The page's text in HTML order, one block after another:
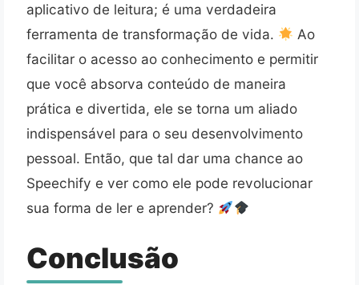
aplicativo de leitura; é uma verdadeira
ferramenta de transformação de vida.
Ao
facilitar o acesso ao conhecimento e permitir
que você absorva conteúdo de maneira
prática e divertida, ele se torna um aliado
indispensável para o seu desenvolvimento
pessoal. Então, que tal dar uma chance ao
Speechify e ver como ele pode revolucionar
sua forma de ler e aprender?
Conclusão